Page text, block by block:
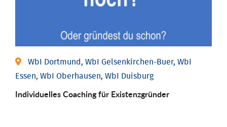
WbI Dortmund, WbI Gelsenkirchen-Buer, WbI
Essen, WbI Oberhausen, WbI Duisburg
Individu­elles Coaching für Existenz­gründer